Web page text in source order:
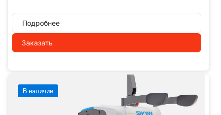
Подробнее
Заказать
В наличии